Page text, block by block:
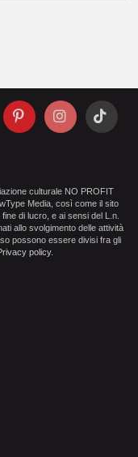
culturale NO PROFIT
Media, così come il sito
di lucro, e ai sensi del L.n.
allo svolgimento delle attività
possono essere divisi fra gli
policy.